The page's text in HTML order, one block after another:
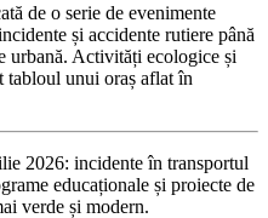
de o serie de evenimente
și accidente rutiere până
urbană. Activități ecologice și
tabloul unui oraș aflat în
2026: incidente în transportul
educaționale și proiecte de
verde și modern.